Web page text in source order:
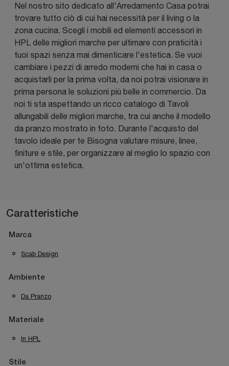
Nel nostro sito dedicato all'Arredamento Casa potrai
trovare tutto ciò di cui hai necessità per il living o la
zona cucina. Scegli i mobili ed elementi accessori in
HPL delle migliori marche per ultimare con praticità i
tuoi spazi senza mai dimenticare l'estetica. Se vuoi
cambiare i pezzi di arredo moderni che hai in casa o
acquistarli per la prima volta, da noi potrai visionare in
prima persona le soluzioni più belle in commercio. Da
noi ti sta aspettando un ricco catalogo di Tavoli
allungabili delle migliori marche, tra cui anche il modello
da pranzo mostrato in foto. Durante l'acquisto del
tavolo ideale per te Bisogna valutare misure, linee,
finiture e stile, per organizzare al meglio lo spazio con
un'ottima estetica.
Caratteristiche
Marca
Scab Design
Ambiente
Da Pranzo
Materiale
In HPL
Stile